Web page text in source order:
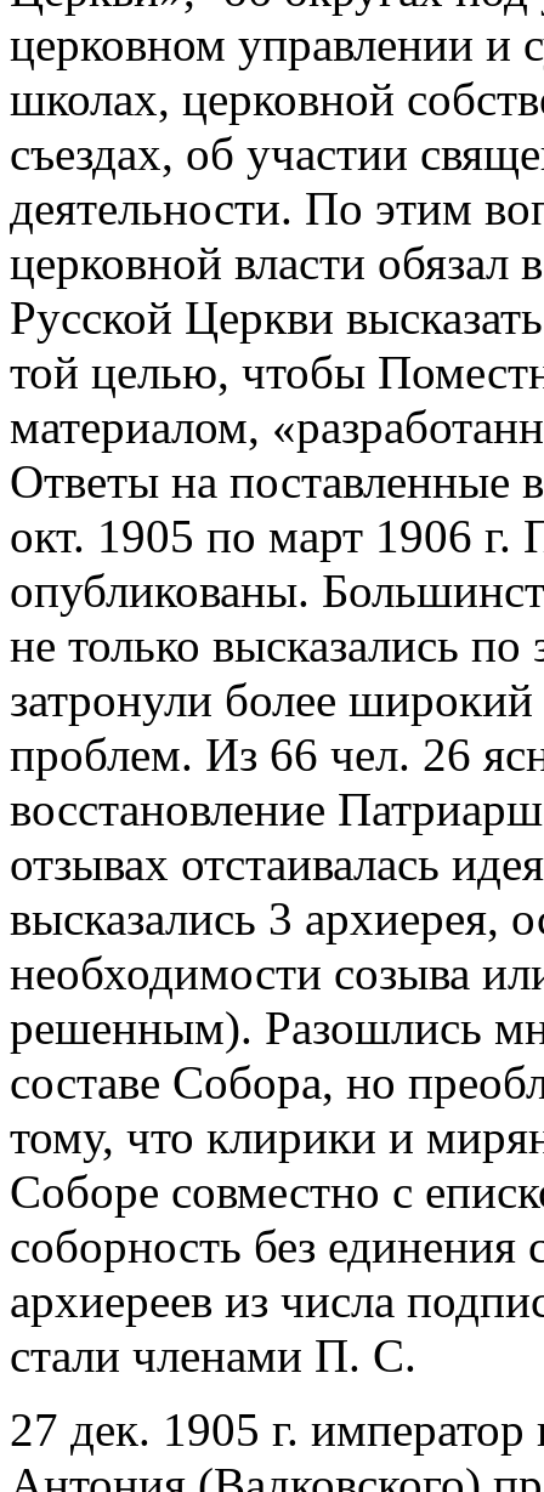
церковном управлении и
школах, церковной
съездах, об участии
деятельности. По этим
церковной власти обязал
Русской Церкви
той целью, чтобы
материалом,
Ответы на поставленные
окт. 1905 по март 1906
опубликованы.
не только высказались
затронули более
проблем. Из 66 чел. 26
восстановление
отзывах отстаивалась
высказались 3 архиерея,
необходимости созыва
решенным). Разошлись
составе Собора, но
тому, что клирики и
Соборе совместно с
соборность без
архиереев из числа
стали членами П. С.
27 дек. 1905 г.